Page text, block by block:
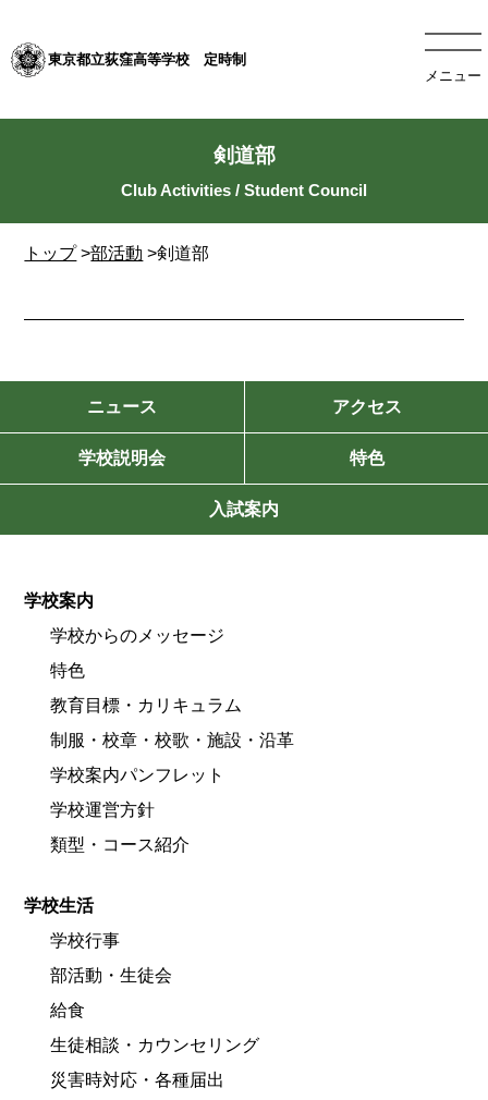
東京都立荻窪高等学校 定時制
メニュー
トップ>部活動 >剣道部
剣道部
ニュース アクセス
学校説明会 特色
入試案内
学校案内
学校からのメッセージ
特色
教育目標・カリキュラム
制服・校章・校歌・施設・沿革
学校案内パンフレット
学校運営方針
類型・コース紹介
学校生活
学校行事
部活動・生徒会
給食
生徒相談・カウンセリング
災害時対応・各種届出